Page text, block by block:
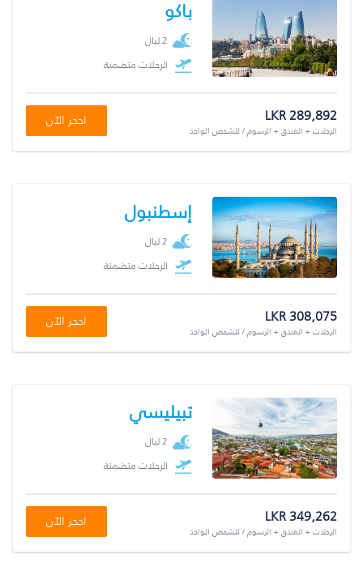
باكو
2 ليال
الرحلات متضمنة
LKR 289,892
الرحلات + الفندق + الرسوم / للشخص الواحد
احجز الآن
إسطنبول
2 ليال
الرحلات متضمنة
LKR 308,075
الرحلات + الفندق + الرسوم / للشخص الواحد
احجز الآن
تبيليسي
2 ليال
الرحلات متضمنة
LKR 349,262
الرحلات + الفندق + الرسوم / للشخص الواحد
احجز الآن